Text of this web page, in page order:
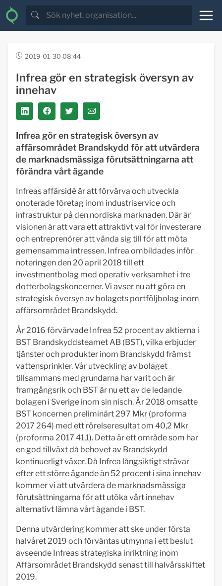
2019-01-30 08:44
Infrea gör en strategisk översyn av
innehav
Infrea gör en strategisk översyn av
affärsområdet Brandskydd för att utvärdera
de marknadsmässiga förutsättningarna att
förändra vårt ägande
Infreas affärsidé är att förvärva och utveckla
onoterade företag inom industriservice och
infrastruktur på den nordiska marknaden. Där är
visionen är att vara ett attraktivt val för investerare
och entreprenörer att vända sig till för att möta
gemensamma intressen. Infrea ombildades inför
noteringen den 20 april 2018 till ett
investmentbolag med operativ verksamhet i tre
dotterbolagskoncerner. Vi avser nu att göra en
strategisk översyn av bolagets portföljbolag inom
affärsområdet Brandskydd.
År 2016 förvärvade Infrea 52 procent av aktierna i
BST Brandskyddsteamet AB (BST), vilka erbjuder
tjänster och produkter inom Brandskydd främst
vattensprinkler. Vår utveckling av bolaget
tillsammans med grundarna har varit och är
framgångsrik och BST är nu ett av de ledande
bolagen i Sverige inom sin nisch. År 2018 omsatte
BST koncernen preliminärt 297 Mkr (proforma
2017 264) med ett rörelseresultat om 40,2 Mkr
(proforma 2017 41,1). Detta är ett område som har
en god tillväxt då behovet av Brandskydd
kontinuerligt växer. Då Infrea långsiktigt strävar
efter ett större ägande än 52 procent i sina innehav
kommer vi att utvärdera de marknadsmässiga
förutsättningarna för att utöka vårt innehav
alternativt lämna vårt ägande i BST.
Denna utvärdering kommer att ske under första
halvåret 2019 och förväntas utmynna i ett beslut
avseende Infreas strategiska inriktning inom
Affärsområdet Brandskydd senast till halvårsskiftet
2019.